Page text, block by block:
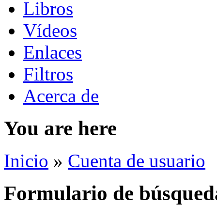
Libros
Vídeos
Enlaces
Filtros
Acerca de
You are here
Inicio » Cuenta de usuario
Formulario de